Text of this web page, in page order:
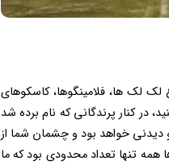
لک لک ها، فلامینگوها، کاسکوهای
در کنار پرندگانی که نام برده شد
دیدنی خواهد بود و چشمان شما از
همه تنها تعداد محدودی بود که ما